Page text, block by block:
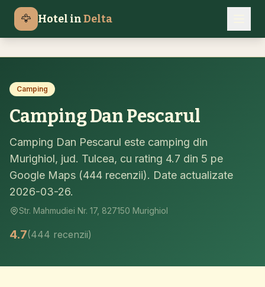
🦅 Hotel inDelta
AcasaCampinguri Delta Dunarii
Camping Dan Pescarul
Camping
Camping Dan Pescarul
Camping Dan Pescarul este camping din
Murighiol, jud. Tulcea, cu rating 4.7 din 5 pe
Google Maps (444 recenzii). Date actualizate
2026-03-26.
Str. Mahmudiei Nr. 17, 827150 Murighiol
4.7(444 recenzii)